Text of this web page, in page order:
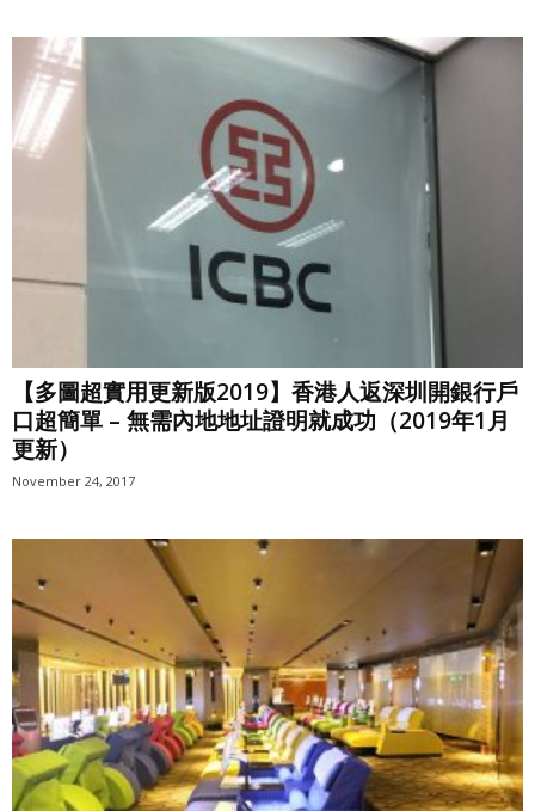
【多圖超實用更新版2019】香港人返深圳開銀行戶
口超簡單 – 無需內地地址證明就成功（2019年1月
更新）
November 24, 2017